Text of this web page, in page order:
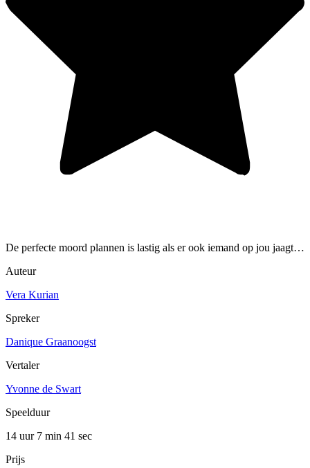
De perfecte moord plannen is lastig als er ook iemand op jou jaagt…
Auteur
Vera Kurian
Spreker
Danique Graanoogst
Vertaler
Yvonne de Swart
Speelduur
14 uur 7 min 41 sec
Prijs